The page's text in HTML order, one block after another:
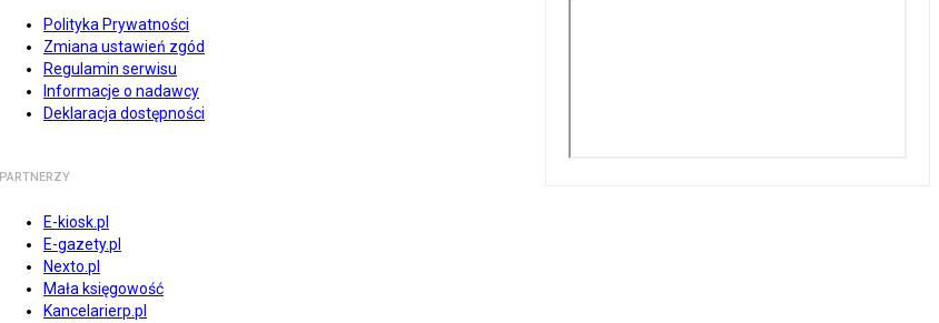
Polityka Prywatności
Zmiana ustawień zgód
Regulamin serwisu
Informacje o nadawcy
Deklaracja dostępności
PARTNERZY
E-kiosk.pl
E-gazety.pl
Nexto.pl
Mała księgowość
Kancelarierp.pl